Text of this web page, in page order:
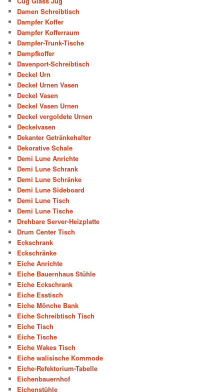
Damen Schreibtisch
Dampfer Koffer
Dampfer Kofferraum
Dampfer-Trunk-Tische
Dampfkoffer
Davenport-Schreibtisch
Deckel Urn
Deckel Urnen Vasen
Deckel Vasen
Deckel Vasen Urnen
Deckel vergoldete Urnen
Deckelvasen
Dekanter Getränkehalter
Dekorative Schale
Demi Lune Anrichte
Demi Lune Schrank
Demi Lune Schränke
Demi Lune Sideboard
Demi Lune Tisch
Demi Lune Tische
Drehbare Server-Heizplatte
Drum Center Tisch
Eckschrank
Eckschränke
Eiche Anrichte
Eiche Bauernhaus Stühle
Eiche Eckschrank
Eiche Esstisch
Eiche Mönche Bank
Eiche Schreibtisch Tisch
Eiche Tisch
Eiche Tische
Eiche Wakes Tisch
Eiche walisische Kommode
Eiche-Refektorium-Tabelle
Eichenbauernhof
Eichenstühle